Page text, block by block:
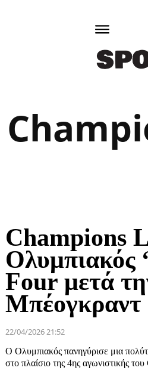
Champions
Ολυμπιακός
Four μετά
Μπέογκραντ
22/04/2026 21:52
Ο Ολυμπιακός πανηγύρισε μια
στο πλαίσιο της 4ης αγωνιστικής